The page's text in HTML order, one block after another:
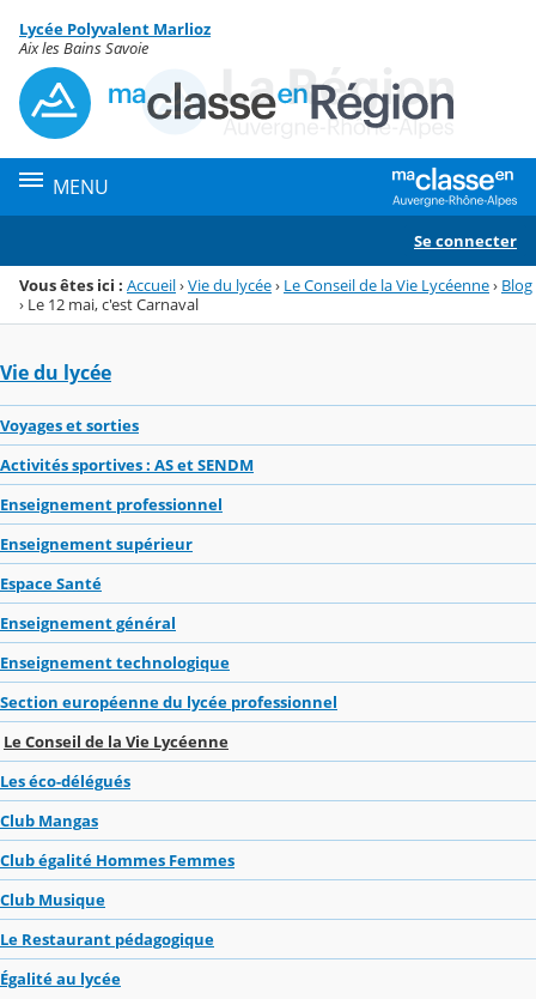
Menu de la rubrique
Contenu
Lycée Polyvalent Marlioz
Aix les Bains Savoie
MENU
Se connecter
Vous êtes ici : Accueil›Vie du lycée› Le Conseil de la Vie Lycéenne› Blog
› Le 12 mai, c'est Carnaval
Vie du lycée
Voyages et sorties
Activités sportives : AS et SENDM
Enseignement professionnel
Enseignement supérieur
Espace Santé
Enseignement général
Enseignement technologique
Section européenne du lycée professionnel
Le Conseil de la Vie Lycéenne
Les éco-délégués
Club Mangas
Club égalité Hommes Femmes
Club Musique
Le Restaurant pédagogique
Égalité au lycée